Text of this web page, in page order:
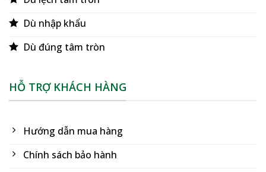
Dù nhập khẩu
Dù đúng tâm tròn
HỖ TRỢ KHÁCH HÀNG
Hướng dẫn mua hàng
Chính sách bảo hành